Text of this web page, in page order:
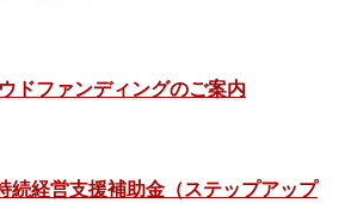
ドファンディングのご案内
続経営支援補助金（ステップアップ